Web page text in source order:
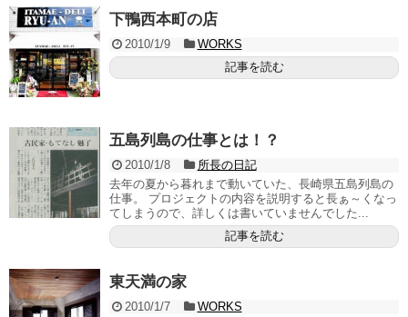
下鴨西本町の店
2010/1/9
WORKS
記事を読む
五島列島の仕事とは！？
2010/1/8
所長の日記
去年の夏から暮れまで動いていた、長崎県五島列島の
仕事。 プロジェクトの内容を説明すると長ぁ～くなっ
てしまうので、詳しくは書いていませんでした...
記事を読む
東天満の家
2010/1/7
WORKS